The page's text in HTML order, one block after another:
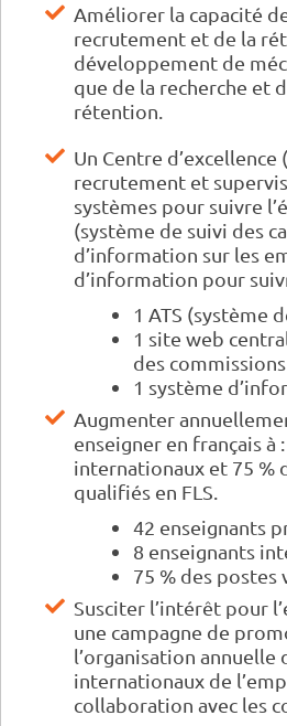
Améliorer la capacité
recrutement et de la
développement de
que de la recherche et
rétention.
Un Centre
recrutement et
systèmes pour suivre
(système de suivi des
d’information sur les
d’information pour
1 ATS (système
1 site web
des
1 système
Augmenter
enseigner en français
internationaux et 75 %
qualifiés en FLS.
42 enseignants
8 enseignants
75 % des postes
Susciter l’intérêt pour
une campagne de
l’organisation annuelle
internationaux de
collaboration avec les